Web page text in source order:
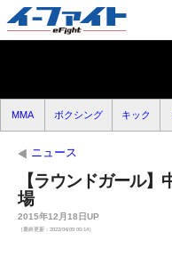
MMA ボクシング キック
ニュース
【ラウンドガール
場
2015年12月18日UP
（最終更新：2022/04/09 00:14）